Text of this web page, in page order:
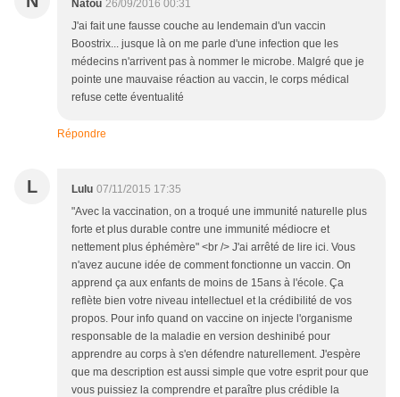
Natou 26/09/2016 00:31
J'ai fait une fausse couche au lendemain d'un vaccin
Boostrix... jusque là on me parle d'une infection que les
médecins n'arrivent pas à nommer le microbe. Malgré que je
pointe une mauvaise réaction au vaccin, le corps médical
refuse cette éventualité
Répondre
L Lulu 07/11/2015 17:35
"Avec la vaccination, on a troqué une immunité naturelle plus
forte et plus durable contre une immunité médiocre et
nettement plus éphémère" <br /> J'ai arrêté de lire ici. Vous
n'avez aucune idée de comment fonctionne un vaccin. On
apprend ça aux enfants de moins de 15ans à l'école. Ça
reflète bien votre niveau intellectuel et la crédibilité de vos
propos. Pour info quand on vaccine on injecte l'organisme
responsable de la maladie en version deshinibé pour
apprendre au corps à s'en défendre naturellement. J'espère
que ma description est aussi simple que votre esprit pour que
vous puissiez la comprendre et paraître plus crédible la